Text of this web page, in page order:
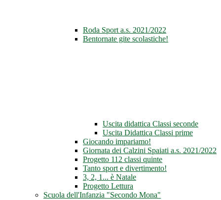
Roda Sport a.s. 2021/2022
Bentornate gite scolastiche!
Uscita didattica Classi seconde
Uscita Didattica Classi prime
Giocando impariamo!
Giornata dei Calzini Spaiati a.s. 2021/2022
Progetto 112 classi quinte
Tanto sport e divertimento!
3, 2, 1... è Natale
Progetto Lettura
Scuola dell'Infanzia "Secondo Mona"